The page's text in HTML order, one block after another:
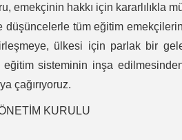
emekçinin hakkı için kararlılıkla
düşüncelerle tüm eğitim
ülkesi için parlak bir
eğitim sisteminin inşa
çağırıyoruz.
KURULU